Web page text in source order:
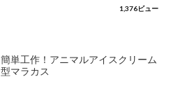
1,376ビュー
簡単工作！アニマルアイスクリーム
型マラカス